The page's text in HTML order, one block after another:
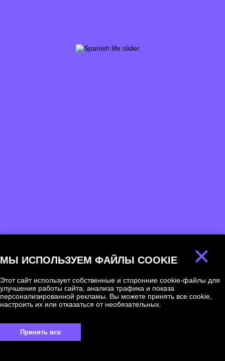
Мы ответим на
любой вопрос!
×
МЫ ИСПОЛЬЗУЕМ ФАЙЛЫ COOKIE
Этот сайт использует собственные и сторонние cookie-файлы для
улучшения работы сайта, анализа трафика и показа
персонализированной рекламы. Вы можете принять все cookie,
настроить их или отказаться от необязательных.
Принять все